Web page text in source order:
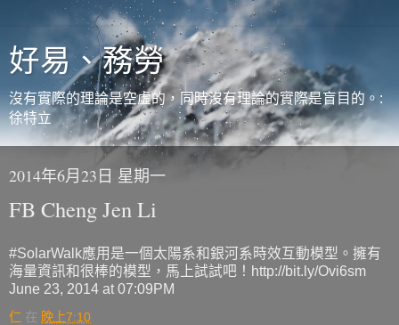
好易、務勞
沒有實際的理論是空虛的，同時沒有理論的實際是盲目的。:
徐特立
2014年6月23日 星期一
FB Cheng Jen Li
#SolarWalk應用是一個太陽系和銀河系時效互動模型。擁有
海量資訊和很棒的模型，馬上試試吧！http://bit.ly/Ovi6sm
June 23, 2014 at 07:09PM
仁 在 晚上7:10